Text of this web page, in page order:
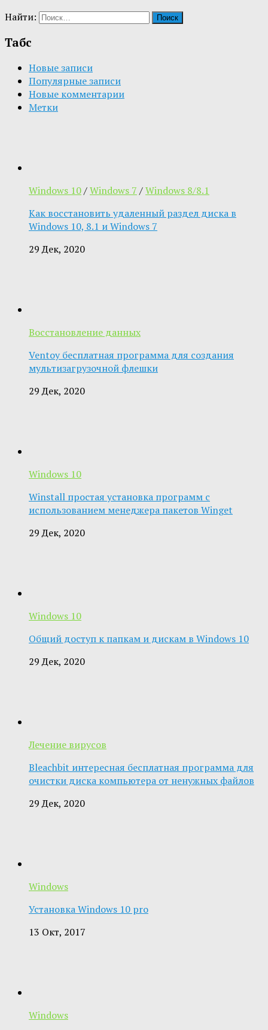
Найти:
Табс
Новые записи
Популярные записи
Новые комментарии
Метки
Windows 10/Windows 7 /Windows 8/8.1
Как восстановить удаленный раздел диска в
Windows 10, 8.1 и Windows 7
29 Дек, 2020
Восстановление данных
Ventoy бесплатная программа для создания
мультизагрузочной флешки
29 Дек, 2020
Windows 10
Winstall простая установка программ с
использованием менеджера пакетов Winget
29 Дек, 2020
Windows 10
Общий доступ к папкам и дискам в Windows 10
29 Дек, 2020
Лечение вирусов
Bleachbit интересная бесплатная программа для
очистки диска компьютера от ненужных файлов
29 Дек, 2020
Windows
Установка Windows 10 pro
13 Окт, 2017
Windows